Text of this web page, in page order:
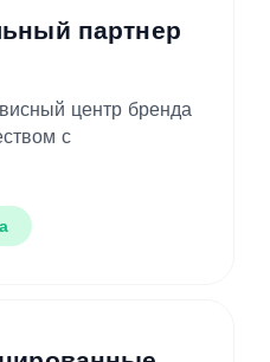
партнер
центр бренда
с